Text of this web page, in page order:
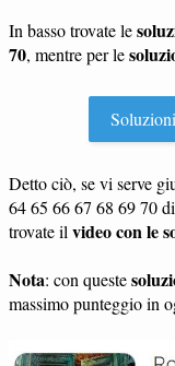
In basso trovate le
70, mentre per le
Detto ciò, se vi serve
64 65 66 67 68 69 70 di
trovate il video con le
Nota: con queste
massimo punteggio in